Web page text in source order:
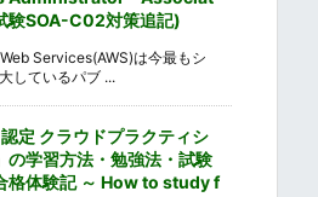
験SOA-C02対策追記)
Services(AWS)は今最もシ
しているパブ ...
認定 クラウドプラクティシ
の学習方法・勉強法・試験
格体験記 ～ How to study f